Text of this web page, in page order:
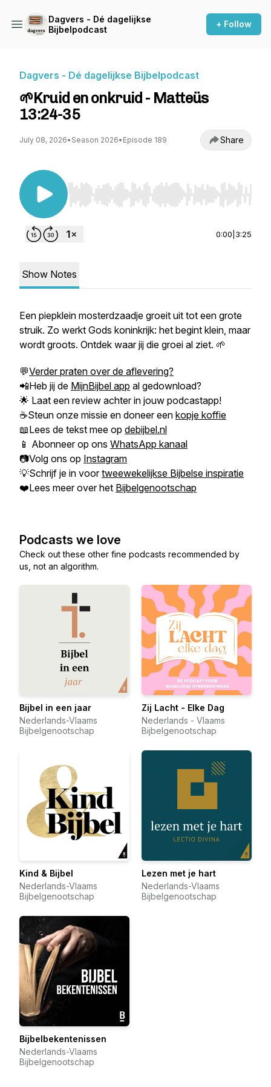
Dagvers - Dé dagelijkse
Bijbelpodcast
+ Follow
Dagvers - Dé dagelijkse Bijbelpodcast
🌱Kruid en onkruid - Matteüs
13:24-35
July 08, 2026• Season 2026• Episode 189 Share
Use Left/Right to seek, Home/End to jump to
0:00 3:25
Show Notes
Een piepklein mosterdzaadje groeit uit tot een grote
struik. Zo werkt Gods koninkrijk: het begint klein, maar
wordt groots. Ontdek waar jij die groei al ziet. 🌱
💬Verder praten over de aflevering?
📲Heb jij de MijnBijbel app al gedownload?
🌟 Laat een review achter in jouw podcastapp!
☕Steun onze missie en doneer een kopje koffie
📖Lees de tekst mee op debijbel.nl
📱 Abonneer op ons WhatsApp kanaal
📷Volg ons op Instagram
💡Schrijf je in voortweewekelijkse Bijbelse inspiratie
❤️Lees meer over het Bijbelgenootschap
Podcasts we love
Check out these other fine podcasts recommended by
us, not an algorithm.
Bijbel in een jaar
Nederlands-Vlaams
Bijbelgenootschap
Zij Lacht - Elke Dag
Nederlands - Vlaams
Bijbelgenootschap
Kind & Bijbel
Nederlands-Vlaams
Bijbelgenootschap
Lezen met je hart
Nederlands-Vlaams
Bijbelgenootschap
Bijbelbekentenissen
Nederlands-Vlaams
Bijbelgenootschap